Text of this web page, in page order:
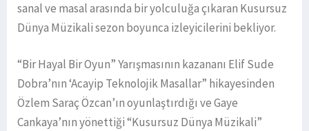
sanal ve masal arasında bir yolculuğa çıkaran Kusursuz
Dünya Müzikali sezon boyunca izleyicilerini bekliyor.
“Bir Hayal Bir Oyun” Yarışmasının kazananı Elif Sude
Dobra’nın ‘Acayip Teknolojik Masallar” hikayesinden
Özlem Saraç Özcan’ın oyunlaştırdığı ve Gaye
Cankaya’nın yönettiği “Kusursuz Dünya Müzikali”